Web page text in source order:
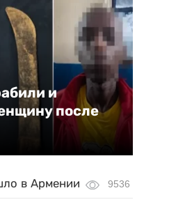
и
после
в Армении 9536